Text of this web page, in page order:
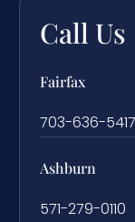
Call Us
Fairfax
703-636-5417
Ashburn
571-279-0110